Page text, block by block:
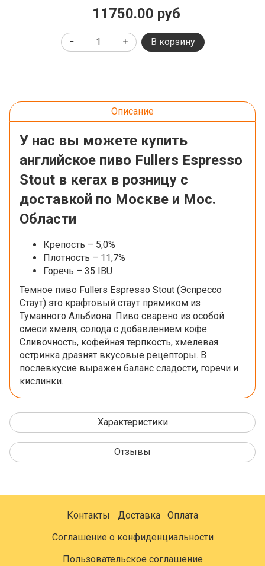
11750.00 руб
В корзину
Описание
У нас вы можете купить
английское пиво Fullers Espresso
Stout в кегах в розницу с
доставкой по Москве и Мос.
Области
Крепость – 5,0%
Плотность – 11,7%
Горечь – 35 IBU
Темное пиво Fullers Espresso Stout (Эспрессо
Стаут) это крафтовый стаут прямиком из
Туманного Альбиона. Пиво сварено из особой
смеси хмеля, солода с добавлением кофе.
Сливочность, кофейная терпкость, хмелевая
остринка дразнят вкусовые рецепторы. В
послевкусие выражен баланс сладости, горечи и
кислинки.
Характеристики
Отзывы
Контакты Доставка
Оплата
Соглашение о конфиденциальности
Пользовательское соглашение